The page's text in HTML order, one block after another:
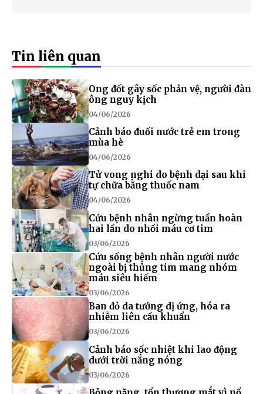
Tin liên quan
Ong đốt gây sốc phản vệ, người đàn
ông nguy kịch
04/06/2026
Cảnh báo đuối nước trẻ em trong
mùa hè
04/06/2026
Tử vong nghi do bệnh dại sau khi
tự chữa bằng thuốc nam
04/06/2026
Cứu bệnh nhân ngừng tuần hoàn
hai lần do nhồi máu cơ tim
03/06/2026
Cứu sống bệnh nhân người nước
ngoài bị thủng tim mang nhóm
máu siêu hiếm
03/06/2026
Ban đỏ da tưởng dị ứng, hóa ra
nhiễm liên cầu khuẩn
03/06/2026
Cảnh báo sốc nhiệt khi lao động
dưới trời nắng nóng
03/06/2026